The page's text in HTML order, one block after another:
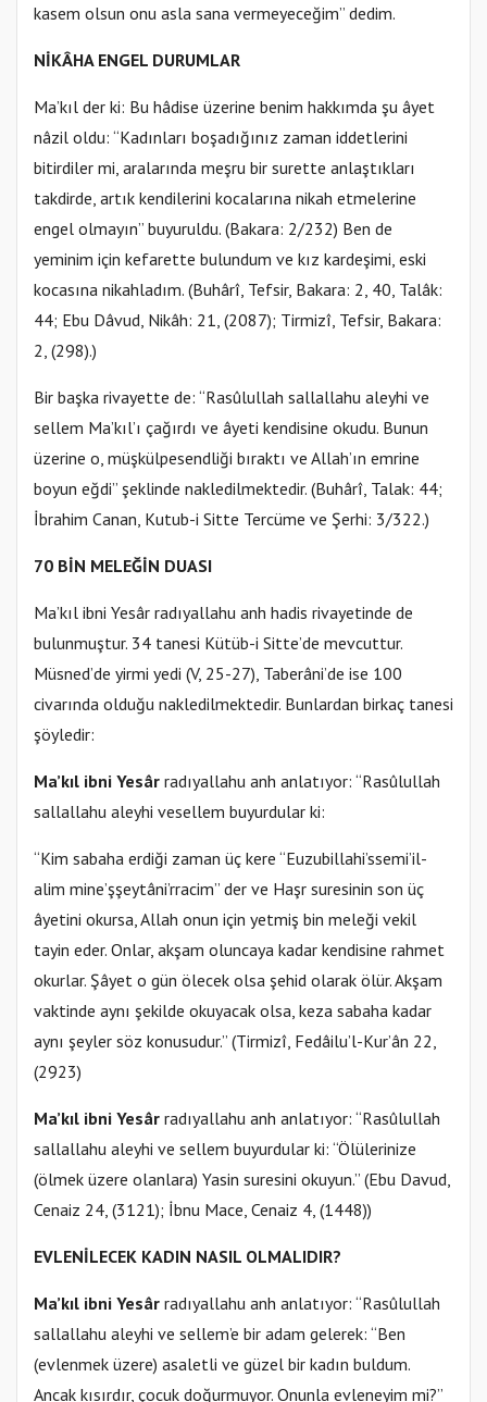
kasem olsun onu asla sana vermeyeceğim” dedim.
NİKÂHA ENGEL DURUMLAR
Ma’kıl der ki: Bu hâdise üzerine benim hakkımda şu âyet
nâzil oldu: “Kadınları boşadığınız zaman iddetlerini
bitirdiler mi, aralarında meşru bir surette anlaştıkları
takdirde, artık kendilerini kocalarına nikah etmelerine
engel olmayın” buyuruldu. (Bakara: 2/232) Ben de
yeminim için kefarette bulundum ve kız kardeşimi, eski
kocasına nikahladım. (Buhârî, Tefsir, Bakara: 2, 40, Talâk:
44; Ebu Dâvud, Nikâh: 21, (2087); Tirmizî, Tefsir, Bakara:
2, (298).)
Bir başka rivayette de: “Rasûlullah sallallahu aleyhi ve
sellem Ma’kıl’ı çağırdı ve âyeti kendisine okudu. Bunun
üzerine o, müşkülpesendliği bıraktı ve Allah’ın emrine
boyun eğdi” şeklinde nakledilmektedir. (Buhârî, Talak: 44;
İbrahim Canan, Kutub-i Sitte Tercüme ve Şerhi: 3/322.)
70 BİN MELEĞİN DUASI
Ma’kıl ibni Yesâr radıyallahu anh hadis rivayetinde de
bulunmuştur. 34 tanesi Kütüb-i Sitte’de mevcuttur.
Müsned’de yirmi yedi (V, 25-27), Taberâni’de ise 100
civarında olduğu nakledilmektedir. Bunlardan birkaç tanesi
şöyledir:
Ma’kıl ibni Yesâr radıyallahu anh anlatıyor: “Rasûlullah
sallallahu aleyhi vesellem buyurdular ki:
“Kim sabaha erdiği zaman üç kere “Euzubillahi’ssemi’il-
alim mine’şşeytâni’rracim” der ve Haşr suresinin son üç
âyetini okursa, Allah onun için yetmiş bin meleği vekil
tayin eder. Onlar, akşam oluncaya kadar kendisine rahmet
okurlar. Şâyet o gün ölecek olsa şehid olarak ölür. Akşam
vaktinde aynı şekilde okuyacak olsa, keza sabaha kadar
aynı şeyler söz konusudur.” (Tirmizî, Fedâilu’l-Kur’ân 22,
(2923)
Ma’kıl ibni Yesâr radıyallahu anh anlatıyor: “Rasûlullah
sallallahu aleyhi ve sellem buyurdular ki: “Ölülerinize
(ölmek üzere olanlara) Yasin suresini okuyun.” (Ebu Davud,
Cenaiz 24, (3121); İbnu Mace, Cenaiz 4, (1448))
EVLENİLECEK KADIN NASIL OLMALIDIR?
Ma’kıl ibni Yesâr radıyallahu anh anlatıyor: “Rasûlullah
sallallahu aleyhi ve sellem’e bir adam gelerek: “Ben
(evlenmek üzere) asaletli ve güzel bir kadın buldum.
Ancak kısırdır, çocuk doğurmuyor. Onunla evleneyim mi?”